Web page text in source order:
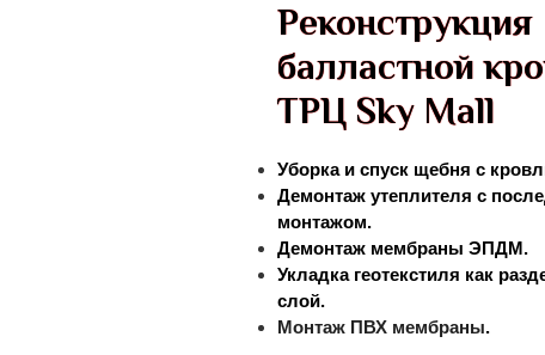
Реконструкция
балластной
ТРЦ Sky Mall
Уборка и спуск щебня с
Демонтаж утеплителя с
монтажом.
Демонтаж мембраны ЭПДМ.
Укладка геотекстиля как
слой.
Монтаж ПВХ мембраны.